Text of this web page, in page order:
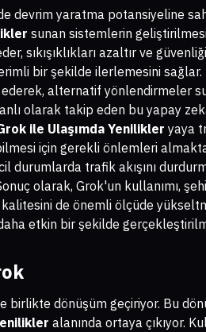
yaratma potansiyeline
sunan sistemlerin
sıkışıklıkları azaltır ve güvenliği
bir şekilde ilerlemesini
ederek, alternatif yönlendirmeler
olarak takip eden bu yapay
ile Ulaşımda Yenilikler yaya
için gerekli önlemleri
durumlarda trafik akışını
olarak, Grok'un kullanımı,
de önemli ölçüde
etkin bir şekilde
birlikte dönüşüm geçiriyor. Bu
alanında ortaya çıkıyor.